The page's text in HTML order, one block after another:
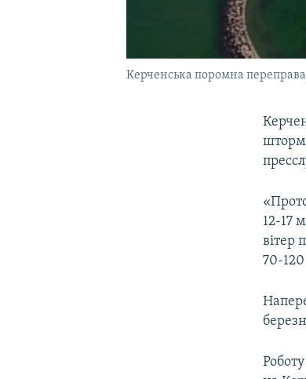
Керченська поромна
12-17
вітер
70-